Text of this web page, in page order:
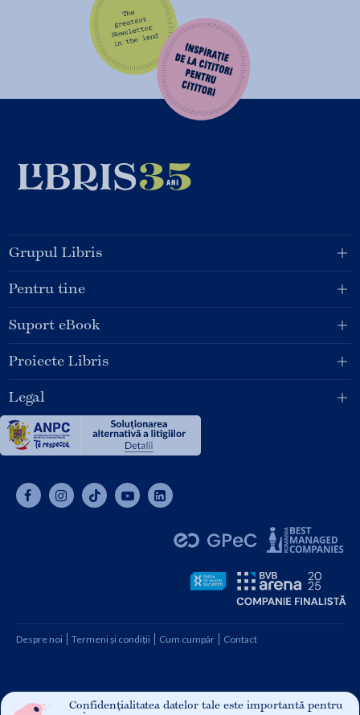
Confidențialitatea datelor tale este importantă pentru
Grupul Libris
Pentru tine
Suport eBook
Proiecte Libris
Legal
Despre noi Termeni și condiții Cum cumpăr Contact
J08/1997 1991